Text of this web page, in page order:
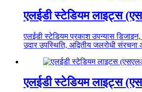
एलईडी स्टेडियम लाइट्स
एलईडी स्टेडियम प्रकाश उपन्यास
उदार उपस्थिति, अद्वितीय जलरोधी
एलईडी स्टेडियम लाइट्स